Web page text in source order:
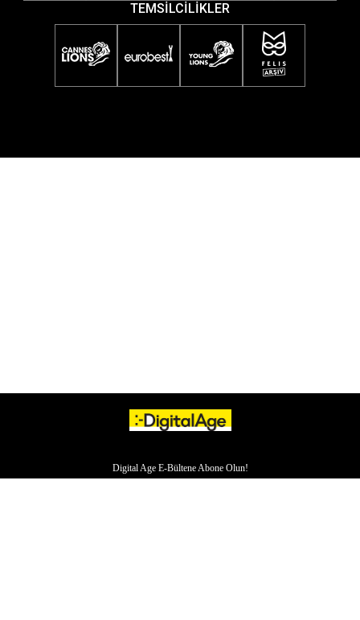
TEMSİLCİLİKLER
Digital Age E-Bültene Abone Olun!